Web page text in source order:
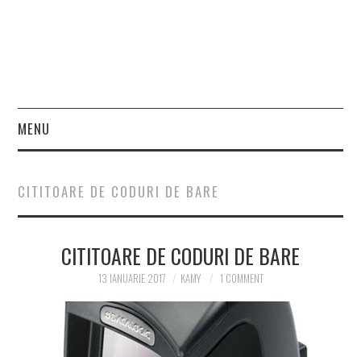
MENU
BEAUTY
CONTACT
CITITOARE DE CODURI DE BARE
CITITOARE DE CODURI DE BARE
13 IANUARIE 2017 KAMY 1 COMMENT